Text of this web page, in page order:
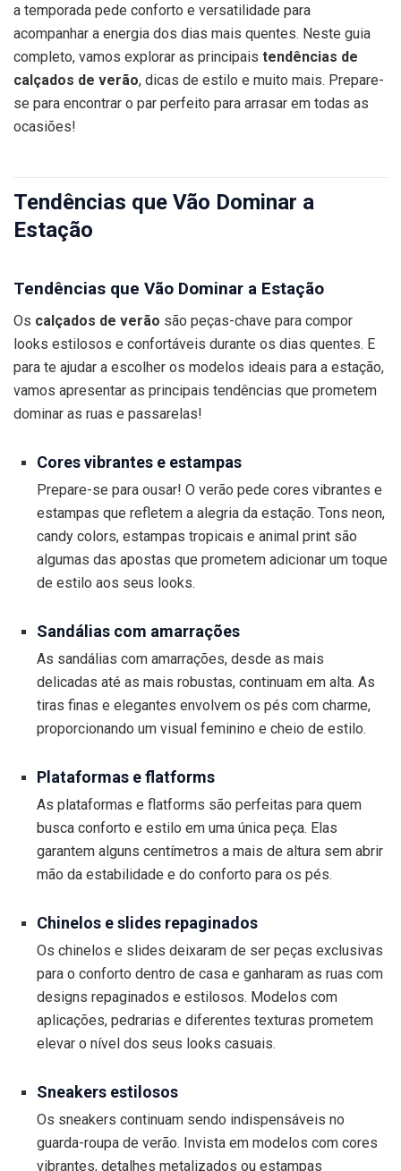
a temporada pede conforto e versatilidade para
acompanhar a energia dos dias mais quentes. Neste guia
completo, vamos explorar as principais tendências de
calçados de verão, dicas de estilo e muito mais. Prepare-
se para encontrar o par perfeito para arrasar em todas as
ocasiões!
Tendências que Vão Dominar a
Estação
Tendências que Vão Dominar a Estação
Os calçados de verão são peças-chave para compor
looks estilosos e confortáveis durante os dias quentes. E
para te ajudar a escolher os modelos ideais para a estação,
vamos apresentar as principais tendências que prometem
dominar as ruas e passarelas!
Cores vibrantes e estampas
Prepare-se para ousar! O verão pede cores vibrantes e
estampas que refletem a alegria da estação. Tons neon,
candy colors, estampas tropicais e animal print são
algumas das apostas que prometem adicionar um toque
de estilo aos seus looks.
Sandálias com amarrações
As sandálias com amarrações, desde as mais
delicadas até as mais robustas, continuam em alta. As
tiras finas e elegantes envolvem os pés com charme,
proporcionando um visual feminino e cheio de estilo.
Plataformas e flatforms
As plataformas e flatforms são perfeitas para quem
busca conforto e estilo em uma única peça. Elas
garantem alguns centímetros a mais de altura sem abrir
mão da estabilidade e do conforto para os pés.
Chinelos e slides repaginados
Os chinelos e slides deixaram de ser peças exclusivas
para o conforto dentro de casa e ganharam as ruas com
designs repaginados e estilosos. Modelos com
aplicações, pedrarias e diferentes texturas prometem
elevar o nível dos seus looks casuais.
Sneakers estilosos
Os sneakers continuam sendo indispensáveis no
guarda-roupa de verão. Invista em modelos com cores
vibrantes, detalhes metalizados ou estampas